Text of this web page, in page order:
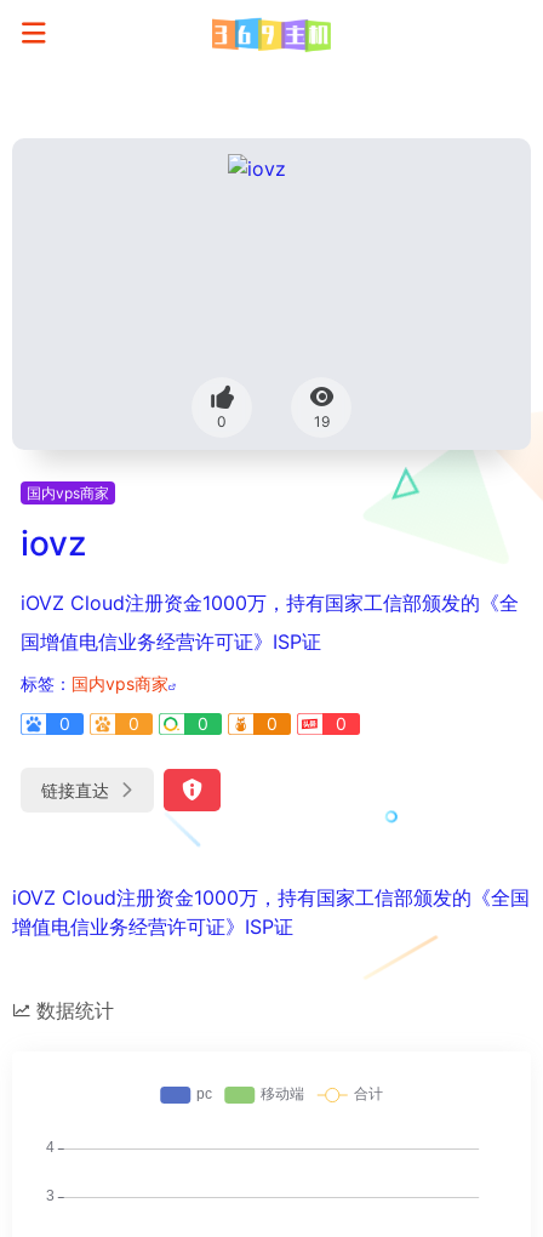
0 19
国内vps商家
iovz
iOVZ Cloud注册资金1000万，持有国家工信部颁发的《全
国增值电信业务经营许可证》ISP证
标签： 国内vps商家
0
0 0 0 0
链接直达
iOVZ Cloud注册资金1000万，持有国家工信部颁发的《全国
增值电信业务经营许可证》ISP证
数据统计